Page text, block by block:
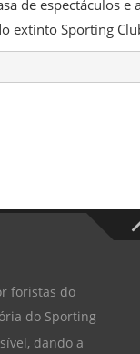
de
extinto Sporting
foristas do
do Sporting
dando a